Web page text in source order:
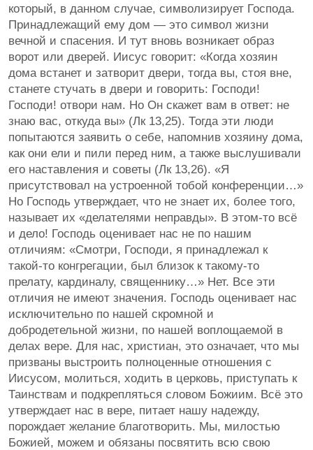
который, в данном случае, символизирует Господа.
Принадлежащий ему дом — это символ жизни
вечной и спасения. И тут вновь возникает образ
ворот или дверей. Иисус говорит: «Когда хозяин
дома встанет и затворит двери, тогда вы, стоя вне,
станете стучать в двери и говорить: Господи!
Господи! отвори нам. Но Он скажет вам в ответ: не
знаю вас, откуда вы» (Лк 13,25). Тогда эти люди
попытаются заявить о себе, напомнив хозяину дома,
как они ели и пили перед ним, а также выслушивали
его наставления и советы (Лк 13,26). «Я
присутствовал на устроенной тобой конференции…»
Но Господь утверждает, что не знает их, более того,
называет их «делателями неправды». В этом-то всё
и дело! Господь оценивает нас не по нашим
отличиям: «Смотри, Господи, я принадлежал к
такой-то конгрегации, был близок к такому-то
прелату, кардиналу, священнику…» Нет. Все эти
отличия не имеют значения. Господь оценивает нас
исключительно по нашей скромной и
добродетельной жизни, по нашей воплощаемой в
делах вере. Для нас, христиан, это означает, что мы
призваны выстроить полноценные отношения с
Иисусом, молиться, ходить в церковь, приступать к
Таинствам и подкрепляться словом Божиим. Всё это
утверждает нас в вере, питает нашу надежду,
порождает желание благотворить. Мы, милостью
Божией, можем и обязаны посвятить всю свою